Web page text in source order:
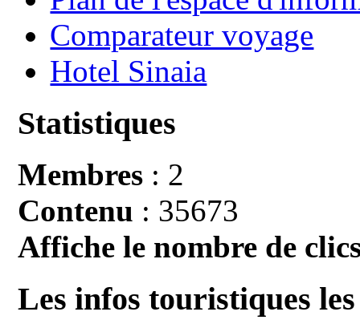
Comparateur voyage
Hotel Sinaia
Statistiques
Membres : 2
Contenu : 35673
Affiche le nombre de
Les infos touristiques